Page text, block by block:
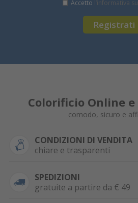
Registrati
Accetto l’informativa
Colorificio Online
comodo, sicuro e
CONDIZIONI DI VENDITA
chiare e trasparenti
SPEDIZIONI
gratuite a partire da € 49